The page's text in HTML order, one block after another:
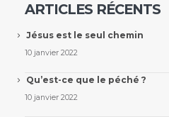
ARTICLES RÉCENTS
Jésus est le seul chemin
10 janvier 2022
Qu’est-ce que le péché ?
10 janvier 2022